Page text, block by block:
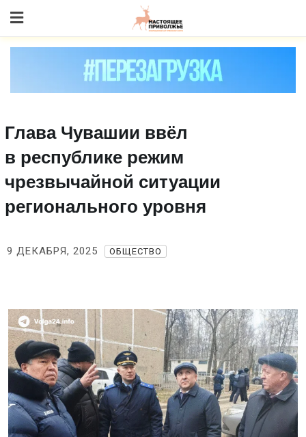
to content
Глава Чувашии ввёл
в республике режим
чрезвычайной ситуации
регионального уровня
9 ДЕКАБРЯ, 2025 ОБЩЕСТВО